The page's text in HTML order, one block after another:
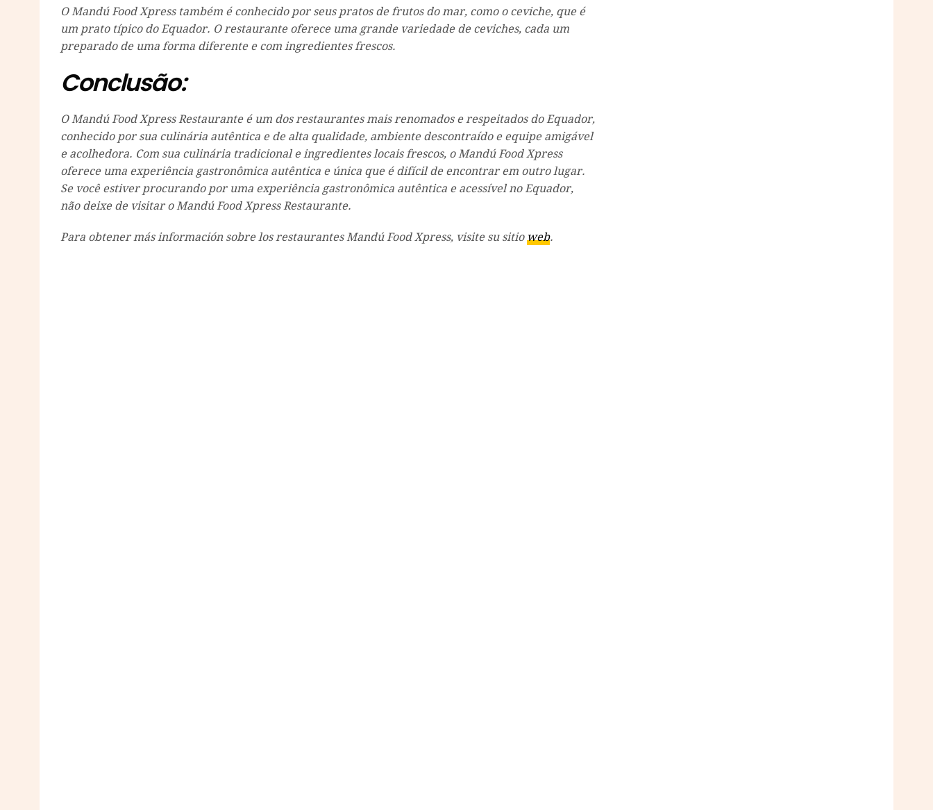
O Mandú Food Xpress também é conhecido por seus pratos de frutos do mar, como o ceviche, que é
um prato típico do Equador. O restaurante oferece uma grande variedade de ceviches, cada um
preparado de uma forma diferente e com ingredientes frescos.
Conclusão:
O Mandú Food Xpress Restaurante é um dos restaurantes mais renomados e respeitados do Equador,
conhecido por sua culinária autêntica e de alta qualidade, ambiente descontraído e equipe amigável
e acolhedora. Com sua culinária tradicional e ingredientes locais frescos, o Mandú Food Xpress
oferece uma experiência gastronômica autêntica e única que é difícil de encontrar em outro lugar.
Se você estiver procurando por uma experiência gastronômica autêntica e acessível no Equador,
não deixe de visitar o Mandú Food Xpress Restaurante.
Para obtener más información sobre los restaurantes Mandú Food Xpress, visite su sitioweb.